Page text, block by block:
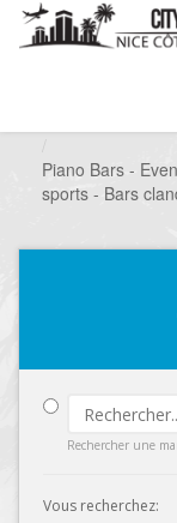
Piano Bars -
sports - Bars
Rechercher une
Vous recherchez: